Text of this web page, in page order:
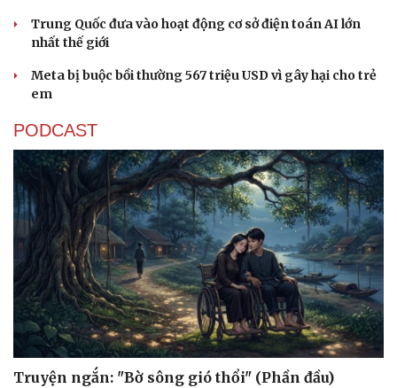
Nhi khoa
Nam khoa
Phòng mạch online
Ăn sạch sống khỏe
Trung Quốc đưa vào hoạt động cơ sở điện toán AI lớn
nhất thế giới
Meta bị buộc bồi thường 567 triệu USD vì gây hại cho trẻ
em
PODCAST
Truyện ngắn: "Bờ sông gió thổi" (Phần đầu)